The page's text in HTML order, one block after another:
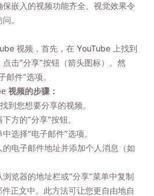
嵌入的视频功能齐全、视觉效果令
。
视频，首先，在 YouTube 上找到
击“分享”按钮（箭头图标）。然
邮件”选项。
视频的步骤：
到您想要分享的视频。
方的“分享”按钮。
中选择“电子邮件”选项。
的电子邮件地址并添加个人消息（如
览器的地址栏或“分享”菜单中复制
正文中。此方法可让您更自由地自